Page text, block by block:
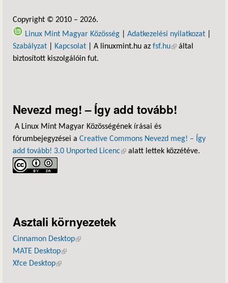
Copyright © 2010 – 2026.
Linux Mint Magyar Közösség
Adatkezelési nyilatkozat
Szabályzat
Kapcsolat | A linuxmint.hu az fsf.hu(külső hivatkozás)
által
biztosított kiszolgálóin fut.
Nevezd meg! – Így add tovább!
A Linux Mint Magyar Közösségének írásai és
fórumbejegyzései a Creative Commons Nevezd meg! – Így
add tovább! 3.0 Unported Licenc(külső hivatkozás)
alatt lettek közzétéve.
Asztali környezetek
Cinnamon Desktop(külső hivatkozás)
MATE Desktop(külső hivatkozás)
Xfce Desktop(külső hivatkozás)